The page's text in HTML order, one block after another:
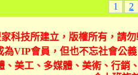
1
2
科技所建立，版權所有，請
VIP會員，但也不忘社會公
美工、多媒體、美術、行